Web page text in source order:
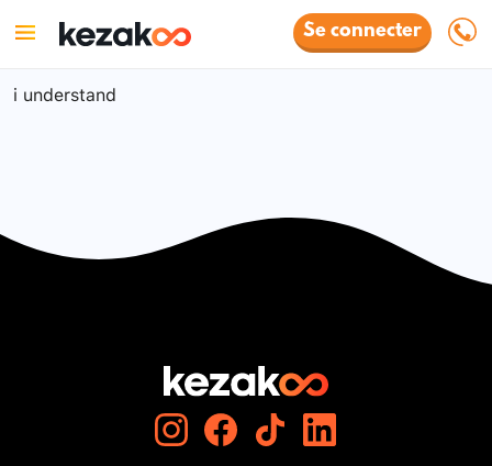
Se connecter
i understand